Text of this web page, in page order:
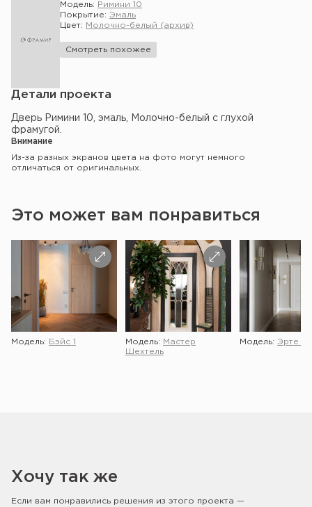
Модель:
Римини 10
Покрытие: Эмаль
Цвет:
Молочно-белый (архив)
Смотреть похожее
Детали проекта
Дверь Римини 10, эмаль, Молочно-белый с глухой
фрамугой.
Внимание
Из-за разных экранов цвета на фото могут немного
отличаться от оригинальных.
Это может вам понравиться
Модель: Бэйс 1 Модель:
Мастер
Шехтель
Модель: Эрте 2
Хочу так же
Если вам понравились решения из этого проекта —